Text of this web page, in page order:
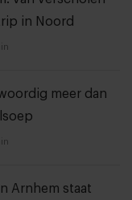
in Noord
meer dan
Arnhem staat